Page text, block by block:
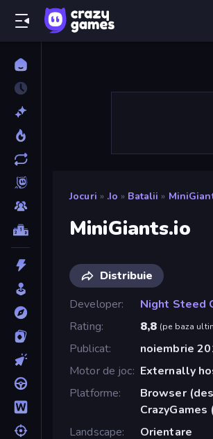
Jocuri » .io » Batalii »
MiniGiants.io
Distribuie
Developer
Night Steed
Rating
8,8 (pe baza
Publicat
noiembrie
Motor de joc Externally
Platforme
Browser
Landscape
Orientare